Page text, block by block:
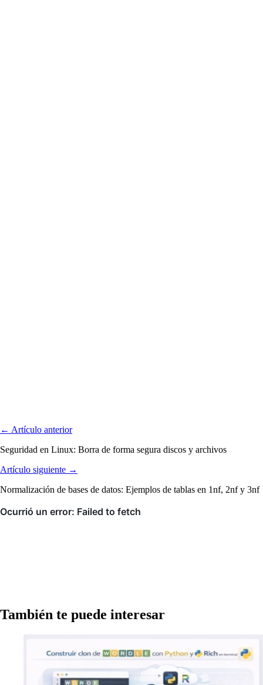
← Artículo anterior
Seguridad en Linux: Borra de forma segura discos y archivos
Artículo siguiente →
Normalización de bases de datos: Ejemplos de tablas en 1nf, 2nf y 3nf
También te puede interesar